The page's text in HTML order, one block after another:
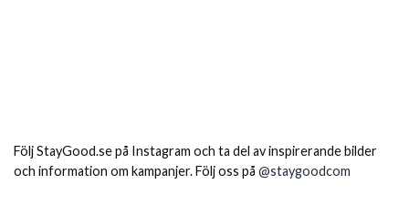
Följ StayGood.se på Instagram och ta del av inspirerande bilder
och information om kampanjer. Följ oss på @staygoodcom